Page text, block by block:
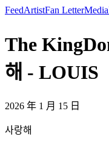
FeedArtistFan LetterMedia
The
해 - LOUIS
2026 年 1 月 15 日
사랑해